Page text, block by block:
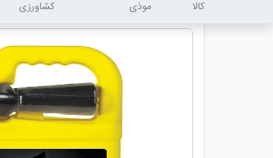
کالا
موذی
کشاورزی